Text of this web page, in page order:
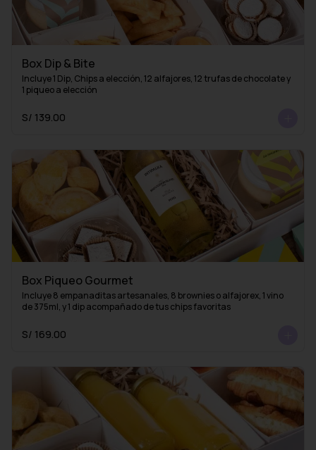
Box Dip & Bite
Incluye 1 Dip, Chips a elección, 12 alfajores, 12 trufas de chocolate y
1 piqueo a elección
S/ 139.00
Box Piqueo Gourmet
Incluye 8 empanaditas artesanales, 8 brownies o alfajorex, 1 vino
de 375ml, y 1 dip acompañado de tus chips favoritas
S/ 169.00